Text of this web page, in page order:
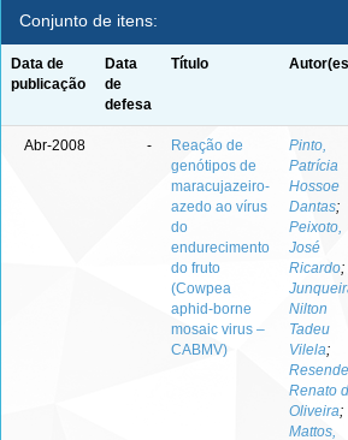
Conjunto de itens:
Data de
publicação
Data
de
defesa
Título
Abr-2008 -
Reação de
genótipos de
maracujazeiro-
azedo ao vírus
do
endurecimento
do fruto
(Cowpea
aphid-borne
mosaic virus –
CABMV)
Pinto,
Patrícia
Hossoe
Dantas;
Peixoto,
José
Ricardo;
Nilton
Tadeu
Vilela;
Renato
Oliveira;
Mattos,